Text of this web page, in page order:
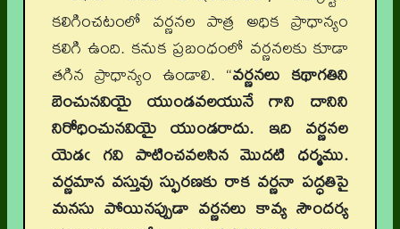
కలిగించటంలో వర్ణనల పాత్ర అధిక ప్రాధాన్యం
కలిగి ఉంది. కనుక ప్రబంధంలో వర్ణనలకు కూడా
తగిన ప్రాధాన్యం ఉండాలి. “వర్ణనలు కథాగతిని
బెంచునవియై యుండవలయునే గాని దానిని
నిరోధించునవియై యుండరాదు. ఇది వర్ణనల
యెడఁ గవి పాటించవలసిన మొదటి ధర్మము.
వర్ణమాన వస్తువు స్ఫురణకు రాక వర్ణనా పద్ధతిపై
మనసు పోయినప్పుడా వర్ణనలు కావ్య సౌందర్య